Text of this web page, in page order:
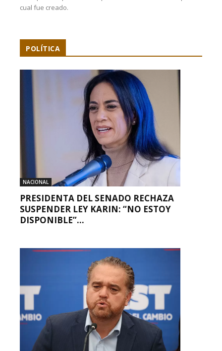
cual fue creado.
POLÍTICA
NACIONAL
PRESIDENTA DEL SENADO RECHAZA
SUSPENDER LEY KARIN: “NO ESTOY
DISPONIBLE”...